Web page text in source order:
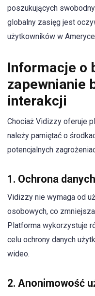
poszukujących
globalny zasięg jest
użytkowników w
Informacje o
zapewnianie
interakcji
Chociaż Vidizzy oferuje
należy pamiętać o
potencjalnych
1. Ochrona danych
Vidizzy nie wymaga od
osobowych, co
Platforma wykorzystuje
celu ochrony danych
wideo.
2. Anonimowość